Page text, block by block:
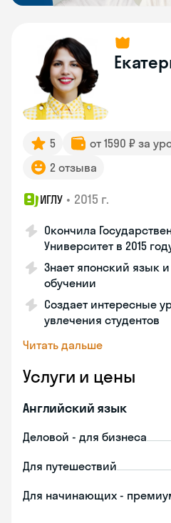
5 от 1590 ₽ за
2 отзыва
ИГЛУ • 2015 г.
Окончила
Университет в 2015
Знает японский язык и
обучении
Создает интересные
увлечения студентов
Читать дальше
Услуги и цены
Английский язык
Деловой - для бизнеса
Для путешествий
Для начинающих -